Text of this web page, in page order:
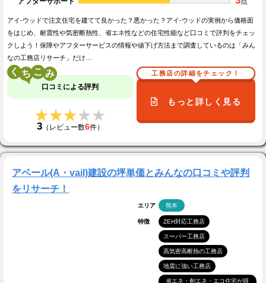
アイ-ウッドで注文住宅を建てて良かった？悪かった？アイ-ウッドの実例から価格面
をはじめ、耐震性や気密断熱性、省エネ性などの住宅性能など口コミで評判をチェッ
クしよう！保障やアフターサービスの情報や値下げ方法まで調査しているのは「みん
なの工務店リサーチ」だけ…
く こ
口コミによる評判
★★★★★
★★★★★
3（レビュー数6件）
工務店の詳細をチェック！
もっと詳しく見る
アベール(A・vail)建設の坪単価とみんなの口コミや評判
をリサーチ！
エリア 熊本
特徴 ZEH対応工務店
スーパー工務店
高気密高断熱の工務店
地震に強い工務店
省エネ・創エネ・エコ住宅が得